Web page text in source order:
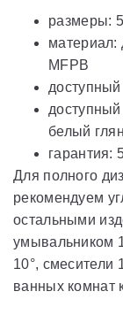
размеры:
материал:
MFPB
белый
гарантия:
Для полного
рекомендуем
остальными
умывальником
10°, смесители
ванных комнат